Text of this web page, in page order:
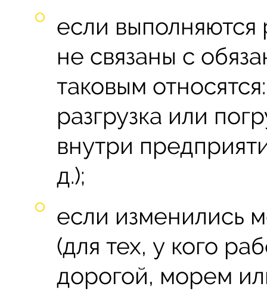
если выполняются
не связаны с
таковым
разгрузка или
внутри
д.);
если изменились
(для тех, у кого
дорогой, морем